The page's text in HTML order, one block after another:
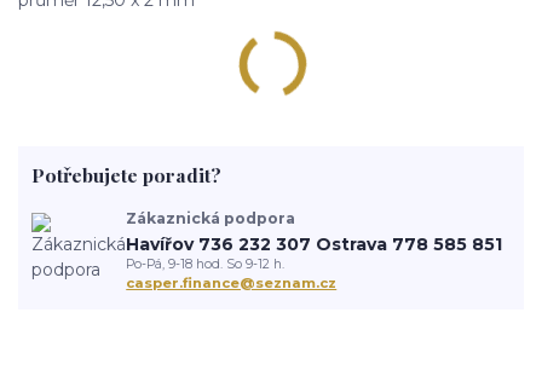
Potřebujete poradit?
Zákaznická podpora
Havířov 736 232 307 Ostrava 778 585 851
Po-Pá, 9-18 hod. So 9-12 h.
casper.finance@seznam.cz